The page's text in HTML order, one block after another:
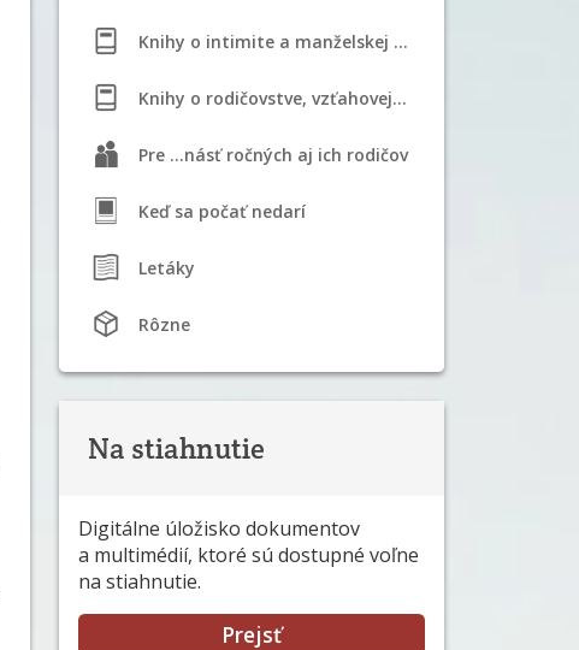
Knihy o intimite a manželskej sexualite
Knihy o rodičovstve, vzťahovej výchove a dojčení
Pre ...násť ročných aj ich rodičov
Keď sa počať nedarí
Letáky
Rôzne
Na stiahnutie
Digitálne úložisko dokumentov
a multimédií, ktoré sú dostupné voľne
na stiahnutie.
Prejsť